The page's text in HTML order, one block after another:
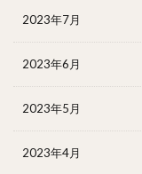
2023年7月
2023年6月
2023年5月
2023年4月